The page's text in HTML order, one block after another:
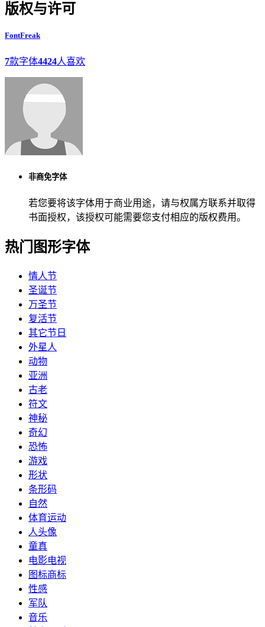
版权与许可
FontFreak
7款字体4424人喜欢
非商免字体
若您要将该字体用于商业用途，请与权属方联系并取得
书面授权，该授权可能需要您支付相应的版权费用。
热门图形字体
情人节
圣诞节
万圣节
复活节
其它节日
外星人
动物
亚洲
古老
符文
神秘
奇幻
恐怖
游戏
形状
条形码
自然
体育运动
人头像
童真
电影电视
图标商标
性感
军队
音乐